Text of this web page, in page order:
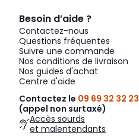
Besoin d’aide ?
Contactez-nous
Questions fréquentes
Suivre une commande
Nos conditions de livraison
Nos guides d'achat
Centre d'aide
Contactez le 09 69 32 32 23
(appel non surtaxé)
Accès sourds
et malentendants